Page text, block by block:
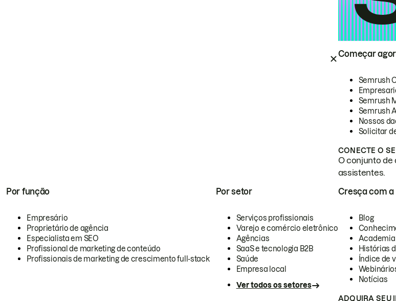
Começar
Semrush
Semrush
Semrush
Nossos
Solicitar
CONECTE O
O conjunto de
assistentes.
Por função
Empresário
Proprietário de agência
Especialista em SEO
Profissional de marketing de conteúdo
Profissionais de marketing de crescimento full-stack
Por setor
Serviços profissionais
Varejo e comércio eletrônico
Agências
SaaS e tecnologia B2B
Saúde
Empresa local
Ver todos os setores
Cresça com a
Blog
Academia
Histórias
Índice de
Notícias
ADQUIRA SEU